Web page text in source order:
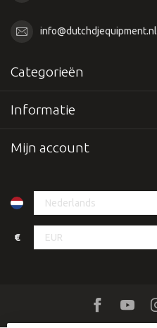
info@dutchdjequipment.nl
Categorieën
Informatie
Mijn account
€